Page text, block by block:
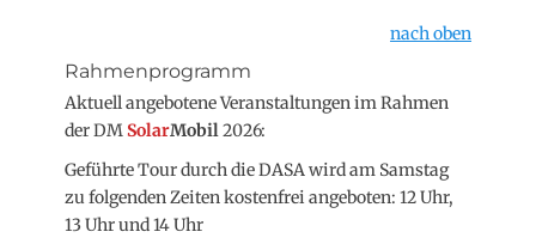
nach oben
Rahmenprogramm
Aktuell angebotene Veranstaltungen im Rahmen
der DMSolarMobil2026:
Geführte Tour durch die DASA wird am Samstag
zu folgenden Zeiten kostenfrei angeboten: 12 Uhr,
13 Uhr und 14 Uhr